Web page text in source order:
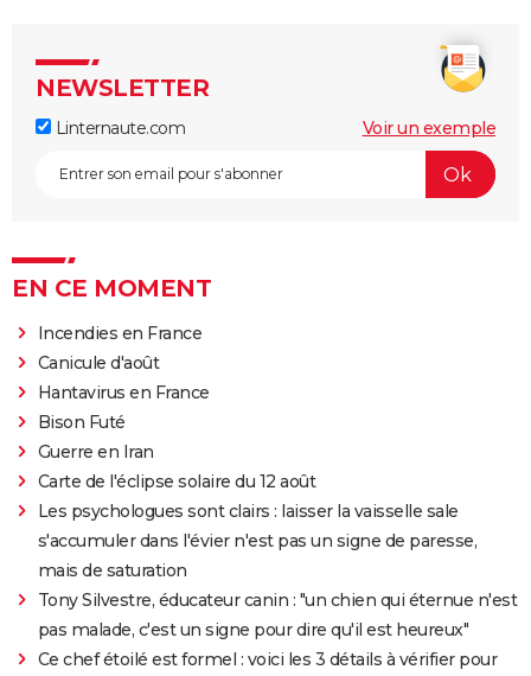
NEWSLETTER
Linternaute.com Voir un exemple
EN CE MOMENT
Incendies en France
Canicule d'août
Hantavirus en France
Bison Futé
Guerre en Iran
Carte de l'éclipse solaire du 12 août
Les psychologues sont clairs : laisser la vaisselle sale
s'accumuler dans l'évier n'est pas un signe de paresse,
mais de saturation
Tony Silvestre, éducateur canin : "un chien qui éternue n'est
pas malade, c'est un signe pour dire qu'il est heureux"
Ce chef étoilé est formel : voici les 3 détails à vérifier pour